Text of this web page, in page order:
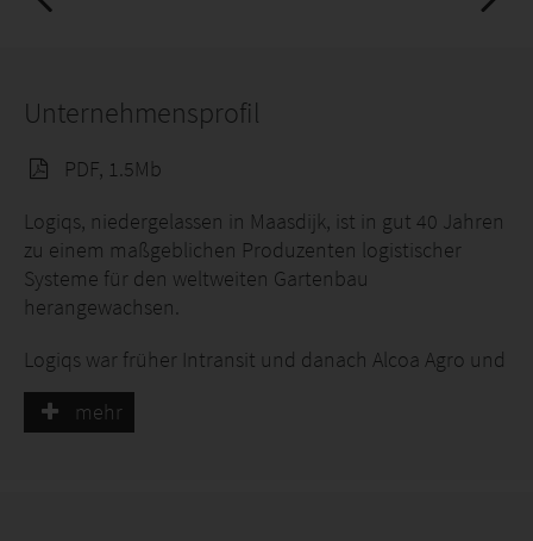
Unternehmensprofil
PDF, 1.5Mb
Logiqs, niedergelassen in Maasdijk, ist in gut 40 Jahren
zu einem maßgeblichen Produzenten logistischer
Systeme für den weltweiten Gartenbau
herangewachsen.
Logiqs war früher Intransit und danach Alcoa Agro und
ist durch die Übernahme Teil der Leen Huisman
Gruppe in Maasdijk geworden. Mit unserer jahrelangen
mehr